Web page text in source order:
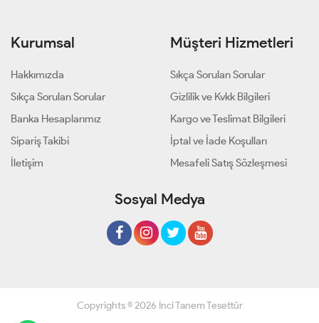
Kurumsal
Hakkımızda
Sıkça Sorulan Sorular
Banka Hesaplarımız
Sipariş Takibi
İletişim
Müşteri Hizmetleri
Sıkça Sorulan Sorular
Gizlilik ve Kvkk Bilgileri
Kargo ve Teslimat Bilgileri
İptal ve İade Koşulları
Mesafeli Satış Sözleşmesi
Sosyal Medya
Copyrights © 2026 İnci Tanem Tesettür